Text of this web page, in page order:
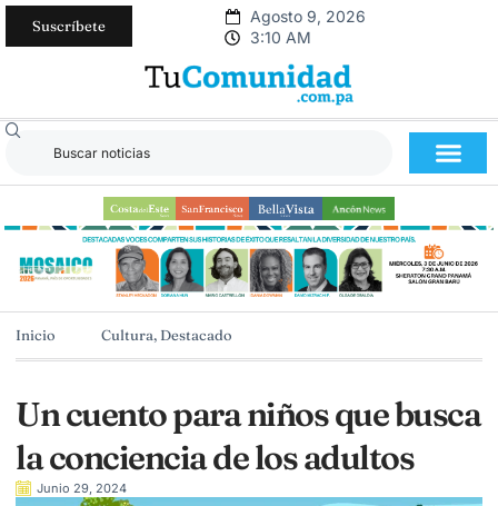
Suscríbete
Agosto 9, 2026
3:10 AM
Inicio Cultura, Destacado
Un cuento para niños que busca
la conciencia de los adultos
Junio 29, 2024